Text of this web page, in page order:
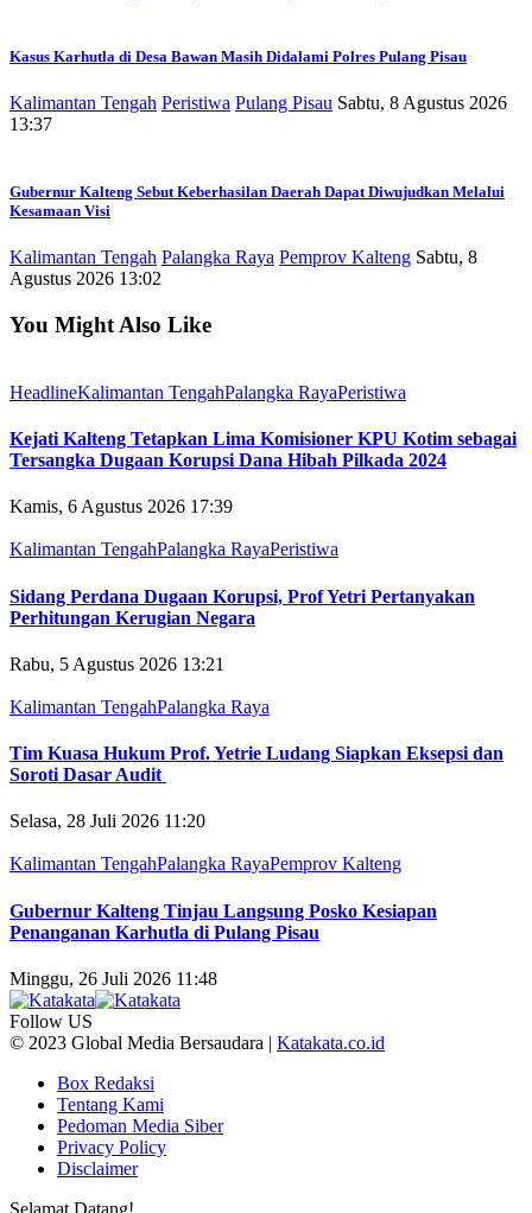
Kasus Karhutla di Desa Bawan Masih Didalami Polres Pulang Pisau
Kalimantan Tengah Peristiwa Pulang Pisau Sabtu, 8 Agustus 2026
13:37
Gubernur Kalteng Sebut Keberhasilan Daerah Dapat Diwujudkan Melalui
Kesamaan Visi
Kalimantan Tengah Palangka Raya Pemprov Kalteng Sabtu, 8
Agustus 2026 13:02
You Might Also Like
HeadlineKalimantan TengahPalangka RayaPeristiwa
Kejati Kalteng Tetapkan Lima Komisioner KPU Kotim sebagai
Tersangka Dugaan Korupsi Dana Hibah Pilkada 2024
Kamis, 6 Agustus 2026 17:39
Kalimantan TengahPalangka RayaPeristiwa
Sidang Perdana Dugaan Korupsi, Prof Yetri Pertanyakan
Perhitungan Kerugian Negara
Rabu, 5 Agustus 2026 13:21
Kalimantan TengahPalangka Raya
Tim Kuasa Hukum Prof. Yetrie Ludang Siapkan Eksepsi dan
Soroti Dasar Audit
Selasa, 28 Juli 2026 11:20
Kalimantan TengahPalangka RayaPemprov Kalteng
Gubernur Kalteng Tinjau Langsung Posko Kesiapan
Penanganan Karhutla di Pulang Pisau
Minggu, 26 Juli 2026 11:48
Follow US
© 2023 Global Media Bersaudara | Katakata.co.id
Box Redaksi
Tentang Kami
Pedoman Media Siber
Privacy Policy
Disclaimer
Selamat Datang!